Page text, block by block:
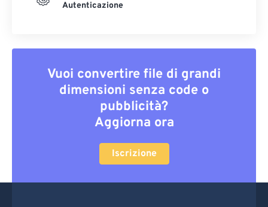
Autenticazione
Vuoi convertire file di grandi
dimensioni senza code o
pubblicità?
Aggiorna ora
Iscrizione